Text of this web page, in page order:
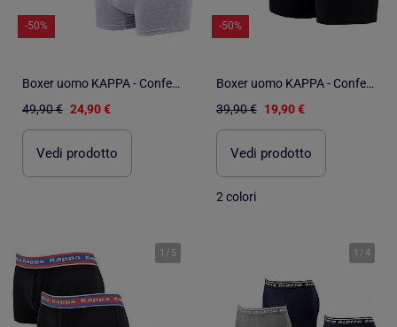
-50%
Boxer uomo KAPPA - Confezione da 4
49,90 € 24,90 €
Vedi prodotto
-50%
Boxer uomo KAPPA - Confezione da 3
39,90 € 19,90 €
Vedi prodotto
2 colori
1 / 5 1 /4